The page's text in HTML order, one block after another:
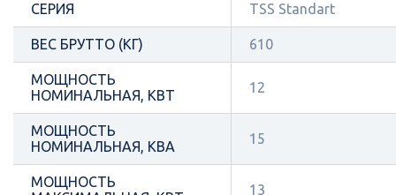
СЕРИЯ TSS Standart
ВЕС БРУТТО (КГ) 610
МОЩНОСТЬ
НОМИНАЛЬНАЯ, КВТ
12
МОЩНОСТЬ
НОМИНАЛЬНАЯ, КВА
15
МОЩНОСТЬ
13